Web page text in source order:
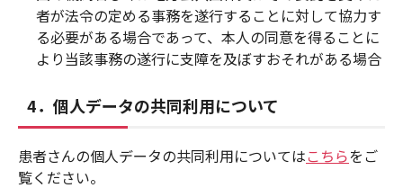
者が法令の定める事務を遂行することに対して協力す
る必要がある場合であって、本人の同意を得ることに
より当該事務の遂行に支障を及ぼすおそれがある場合
4．個人データの共同利用について
患者さんの個人データの共同利用についてはこちらをご
覧ください。